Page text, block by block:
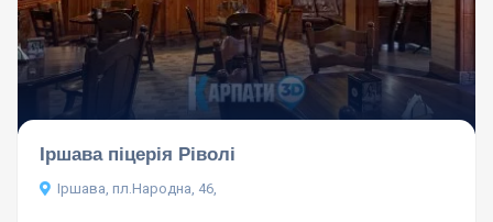
Іршава піцерія Ріволі
Іршава, пл.Народна, 46,